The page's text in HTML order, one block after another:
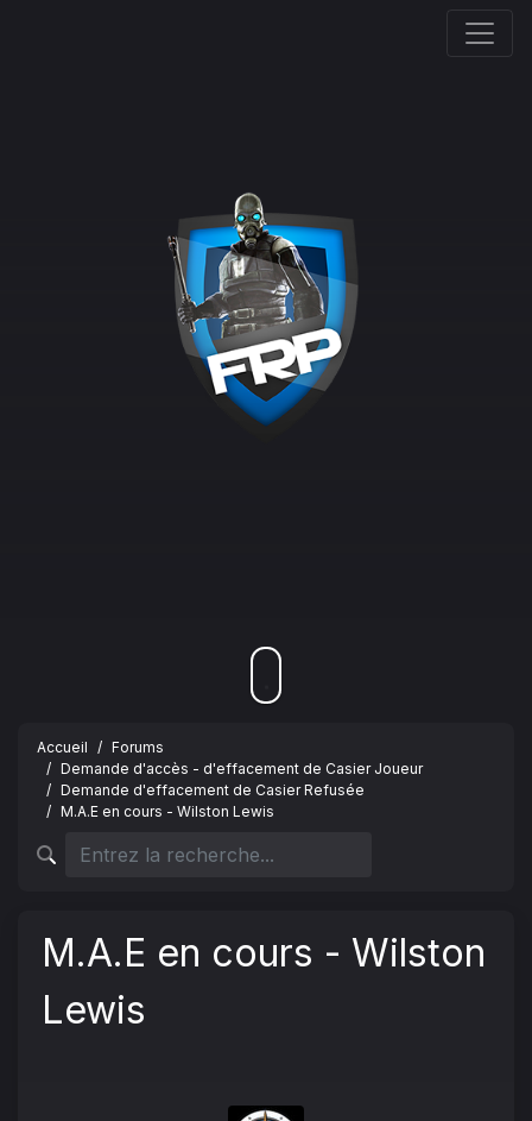
Accueil
Forums
Demande d'accès - d'effacement de Casier Joueur
Demande d'effacement de Casier Refusée
M.A.E en cours - Wilston Lewis
M.A.E en cours - Wilston
Lewis